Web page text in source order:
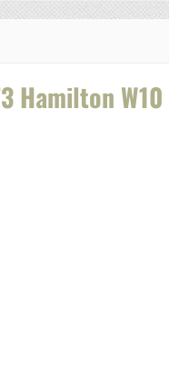
Hamilton